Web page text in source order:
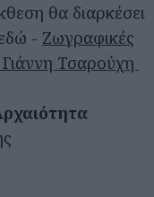
θα διαρκέσει
- Ζωγραφικές
Τσαρούχη